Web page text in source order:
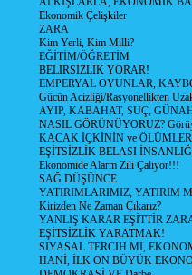
Ekonomik Çelişkiler
ZARA
Kim Yerli, Kim Milli?
EĞİTİM/ÖĞRETİM
BELİRSİZLİK YORAR!
EMPERYAL OYUNLAR,
Gücün Acizliği/Rasyonellikten
AYIP, KABAHAT, SUÇ,
NASIL GÖRÜNÜYORUZ?
KACAK İÇKİNİN ve
EŞİTSİZLİK BELASI
Ekonomide Alarm Zili Çalıyor!!!
SAĞ DÜŞÜNCE
YATIRIMLARIMIZ, YATIRIM
Kirizden Ne Zaman Çıkarız?
YANLIŞ KARAR EŞİTTİR
EŞİTSİZLİK YARATMAK!
SİYASAL TERCİH Mİ,
HANİ, İLK ON BÜYÜK